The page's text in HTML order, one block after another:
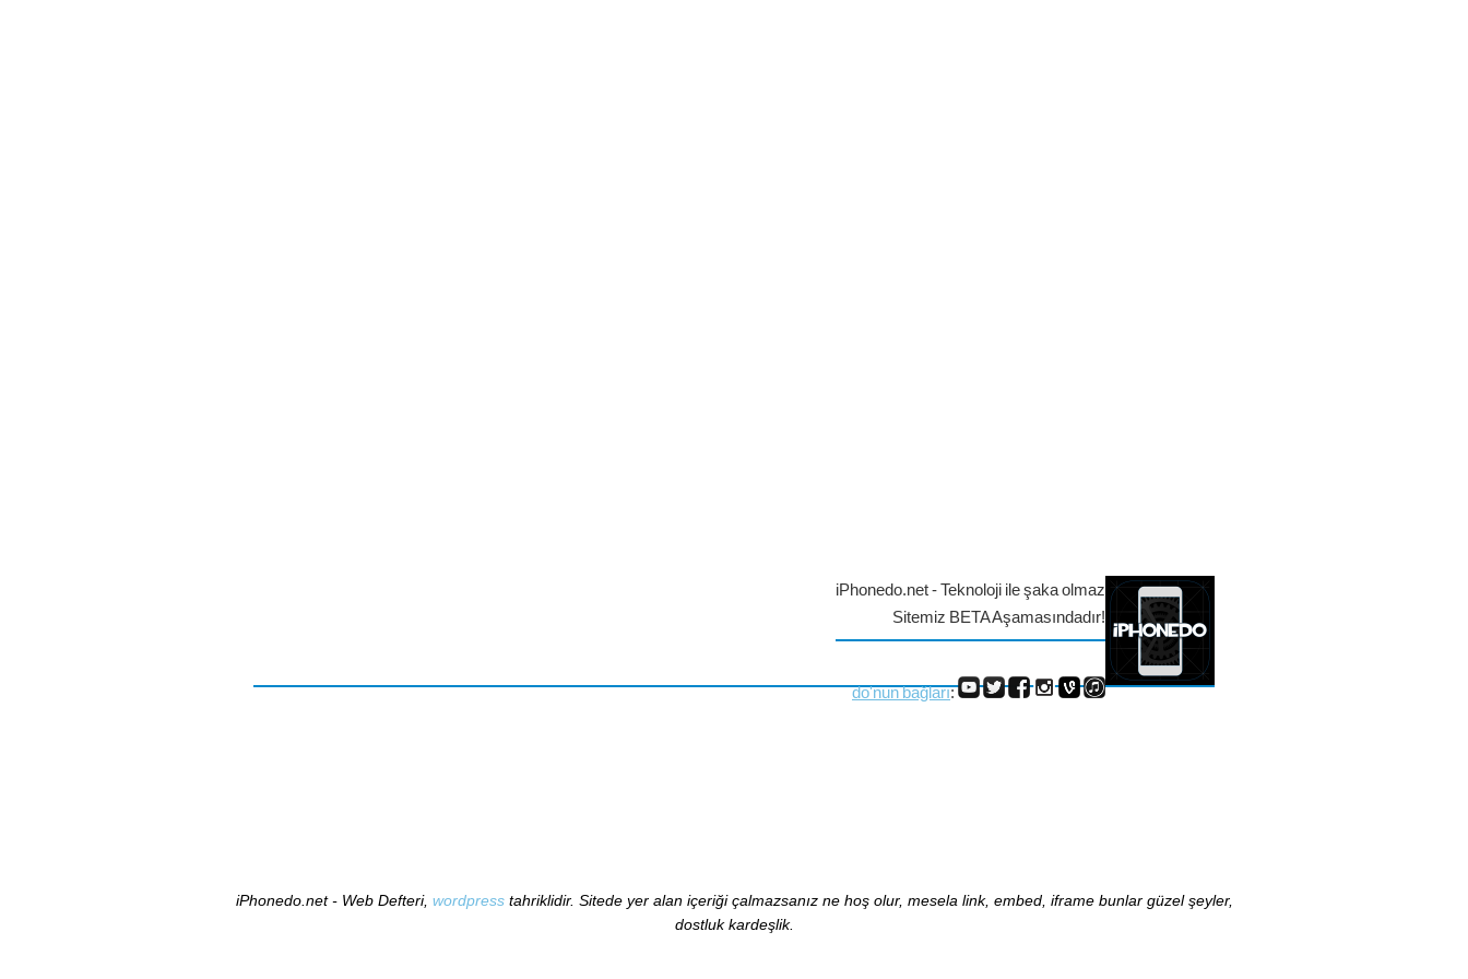
iPhonedo.net - Teknoloji ile şaka olmaz
Sitemiz BETA Aşamasındadır!
do'nun bağları:
iPhonedo.net - Web Defteri, wordpresstahriklidir. Sitede yer alan içeriği çalmazsanız ne hoş olur, mesela link, embed, iframe bunlar güzel şeyler,
dostluk kardeşlik.